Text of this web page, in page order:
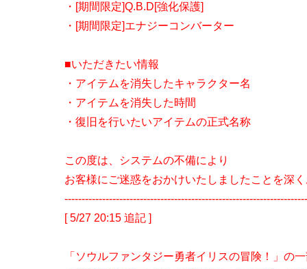
・[期間限定]Q.B.D[強化保護]
・[期間限定]エナジーコンバーター
■いただきたい情報
・アイテムを消失したキャラクター名
・アイテムを消失した時間
・復旧を行いたいアイテムの正式名称
この度は、システムの不備により
お客様にご迷惑をおかけいたしましたことを深
[ 5/27 20:15 追記 ]
「ソウルファンタジー勇者イリスの冒険！」の